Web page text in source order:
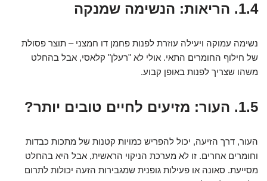
1.4. הריאות: הנשימה שמנקה
נשימה עמוקה ויעילה עוזרת לפנות פחמן דו חמצני – תוצר פסולת
של חילוף החומרים התאי. אולי לא "רעלן" קלאסי, אבל בהחלט
משהו שצריך לפנות באופן קבוע.
1.5. העור: מזיעים לחיים טובים יותר?
העור, דרך הזיעה, יכול להפריש כמויות קטנות של מתכות כבדות
וחומרים אחרים. זו לא מערכת הניקוי הראשית, אבל היא בהחלט
מסייעת. סאונה או פעילות גופנית שמגבירות הזעה יכולות לתרום